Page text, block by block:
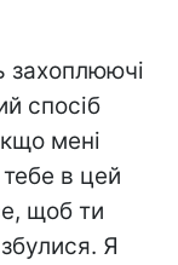
захоплюючі
спосіб
мені
в цей
щоб ти
Я